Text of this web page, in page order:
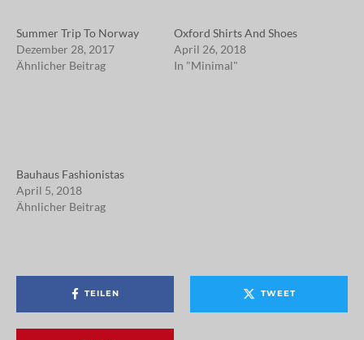
Summer Trip To Norway
Dezember 28, 2017
Ähnlicher Beitrag
Oxford Shirts And Shoes
April 26, 2018
In "Minimal"
Bauhaus Fashionistas
April 5, 2018
Ähnlicher Beitrag
TEILEN TWEET